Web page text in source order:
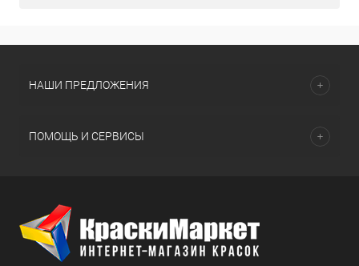
НАШИ ПРЕДЛОЖЕНИЯ
ПОМОЩЬ И СЕРВИСЫ